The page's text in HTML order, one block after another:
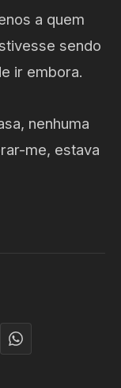
a quem
sendo
ir embora.
nenhuma
me, estava